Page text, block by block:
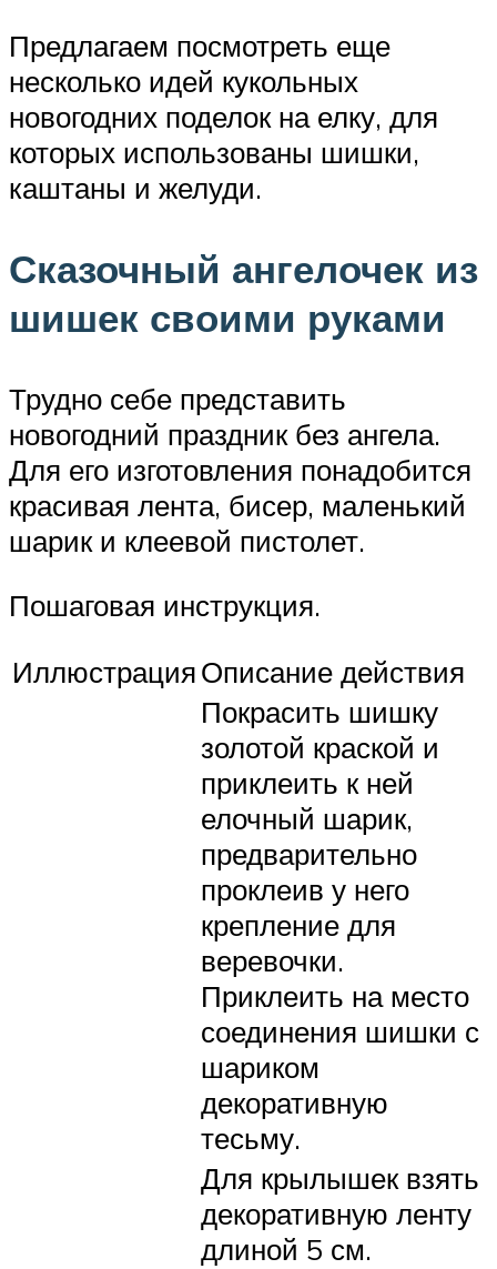
Предлагаем посмотреть еще
несколько идей кукольных
новогодних поделок на елку, для
которых использованы шишки,
каштаны и желуди.
Сказочный ангелочек из
шишек своими руками
Трудно себе представить
новогодний праздник без ангела.
Для его изготовления понадобится
красивая лента, бисер, маленький
шарик и клеевой пистолет.
Пошаговая инструкция.
ИллюстрацияОписание действия
Покрасить шишку
золотой краской и
приклеить к ней
елочный шарик,
предварительно
проклеив у него
крепление для
веревочки.
Приклеить на место
соединения шишки с
шариком
декоративную
тесьму.
Для крылышек взять
декоративную ленту
длиной 5 см.